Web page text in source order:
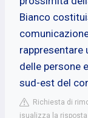
Bianco
rappresentare
delle persone
sud-est del
Richiesta di
isualizza la